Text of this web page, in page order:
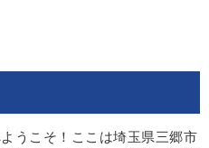
うこそ！ここは埼玉県三郷市